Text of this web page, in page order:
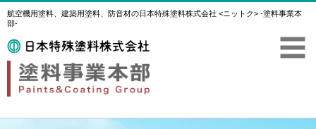
航空機用塗料、建築用塗料、防音材の日本特殊塗料株式会社 <ニットク> -塗料事業本
部-